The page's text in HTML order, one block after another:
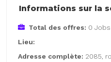
Informations sur la
Total des offres: 0 Jobs
Lieu:
Adresse complète: 2085,